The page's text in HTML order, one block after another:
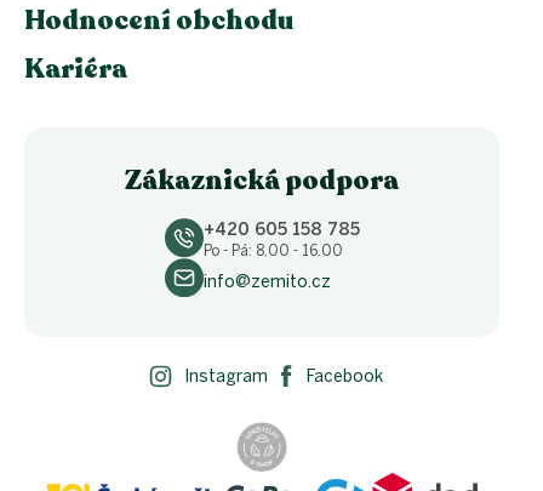
Hodnocení obchodu
Kariéra
Zákaznická podpora
+420 605 158 785
Po - Pá: 8.00 - 16.00
info@zemito.cz
Instagram Facebook